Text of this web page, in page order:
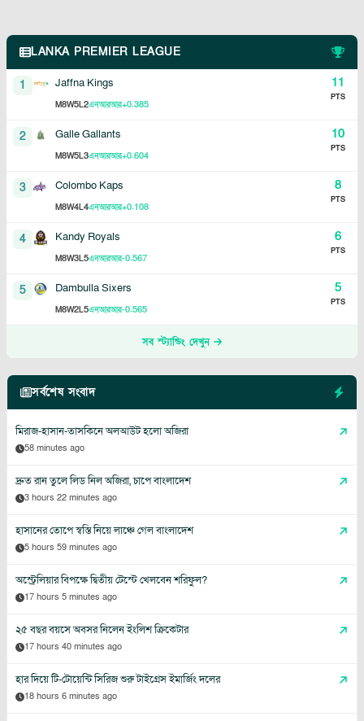
LANKA PREMIER LEAGUE
1 Jaffna Kings
M8W5L2এনআরআর+0.385
11
PTS
2 Galle Gallants
M8W5L3এনআরআর+0.604
10
PTS
3 Colombo Kaps
M8W4L4এনআরআর+0.108
8
PTS
4 Kandy Royals
M8W3L5এনআরআর-0.567
6
PTS
5 Dambulla Sixers
M8W2L5এনআরআর-0.565
5
PTS
সব স্ট্যান্ডিং দেখুন
সর্বশেষ সংবাদ
মিরাজ-হাসান-তাসকিনে অলআউট হলো অজিরা
58 minutes ago
দ্রুত রান তুলে লিড নিল অজিরা, চাপে বাংলাদেশ
3 hours 22 minutes ago
হাসানের তোপে স্বস্তি নিয়ে লাঞ্চে গেল বাংলাদেশ
5 hours 59 minutes ago
অস্ট্রেলিয়ার বিপক্ষে দ্বিতীয় টেস্টে খেলবেন শরিফুল?
17 hours 5 minutes ago
২৫ বছর বয়সে অবসর নিলেন ইংলিশ ক্রিকেটার
17 hours 40 minutes ago
হার দিয়ে টি-টোয়েন্টি সিরিজ শুরু টাইগ্রেস ইমার্জিং দলের
18 hours 6 minutes ago